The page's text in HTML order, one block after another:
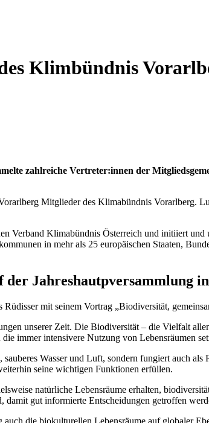
Klimbündnis
zahlreiche Vertreter:innen der
Mitglieder des Klimabündnis Vorarlberg.
Verband Klimabündnis Österreich und initiiert
in mehr als 25 europäischen Staaten,
Jahreshautpversammlung
mit seinem Vortrag „Biodiversität,
unserer Zeit. Die Biodiversität – die Vielfalt
immer intensivere Nutzung von Lebensräumen
Wasser und Luft, sondern fungiert auch
seine wichtigen Funktionen erfüllen.
natürliche Lebensräume erhalten,
gut informierte Entscheidungen getroffen
die biokulturellen Lebensräume auf globaler